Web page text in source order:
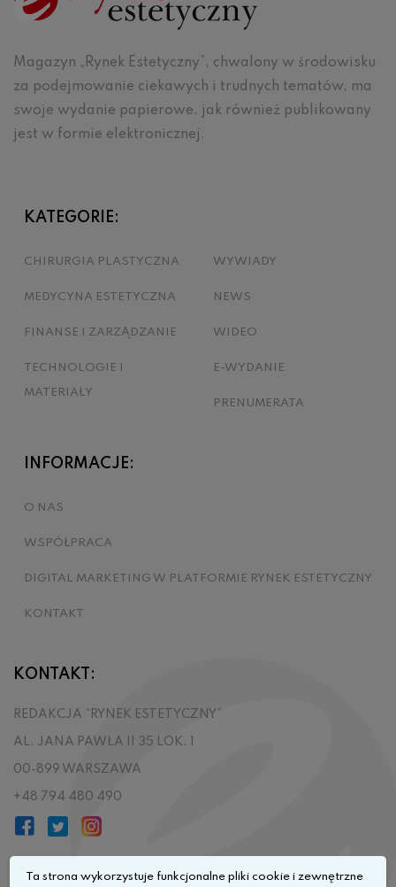
Ta strona wykorzystuje funkcjonalne pliki cookie i zewnętrzne
Magazyn „Rynek Estetyczny”, chwalony w środowisku
za podejmowanie ciekawych i trudnych tematów, ma
swoje wydanie papierowe, jak również publikowany
jest w formie elektronicznej.
KATEGORIE:
CHIRURGIA PLASTYCZNA
MEDYCYNA ESTETYCZNA
FINANSE I ZARZĄDZANIE
TECHNOLOGIE I
MATERIAŁY
WYWIADY
NEWS
WIDEO
E-WYDANIE
PRENUMERATA
INFORMACJE:
O NAS
WSPÓŁPRACA
DIGITAL MARKETING W PLATFORMIE RYNEK ESTETYCZNY
KONTAKT
KONTAKT:
REDAKCJA “RYNEK ESTETYCZNY”
AL. JANA PAWŁA II 35 LOK. 1
00-899 WARSZAWA
+48 794 480 490